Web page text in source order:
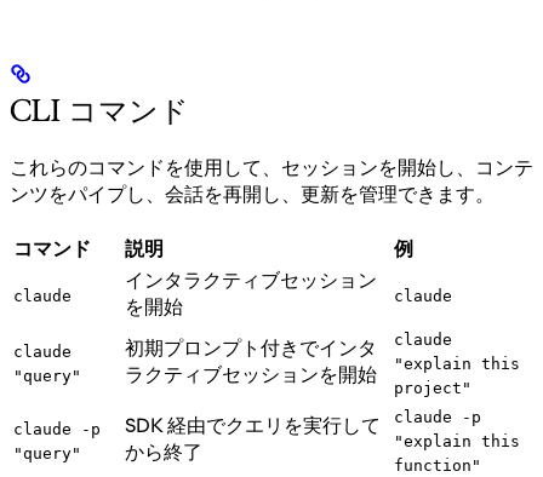
CLI コマンド
これらのコマンドを使用して、セッションを開始し、コンテ
ンツをパイプし、会話を再開し、更新を管理できます。
コマンド 説明 例
claude
インタラクティブセッション
を開始
claude
claude
"query"
初期プロンプト付きでインタ
ラクティブセッションを開始
claude
"explain this
project"
claude -p
"query"
SDK 経由でクエリを実行して
から終了
claude -p
"explain this
function"